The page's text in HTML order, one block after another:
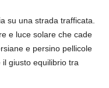
su una strada trafficata.
e luce solare che cade
e persino pellicole
giusto equilibrio tra